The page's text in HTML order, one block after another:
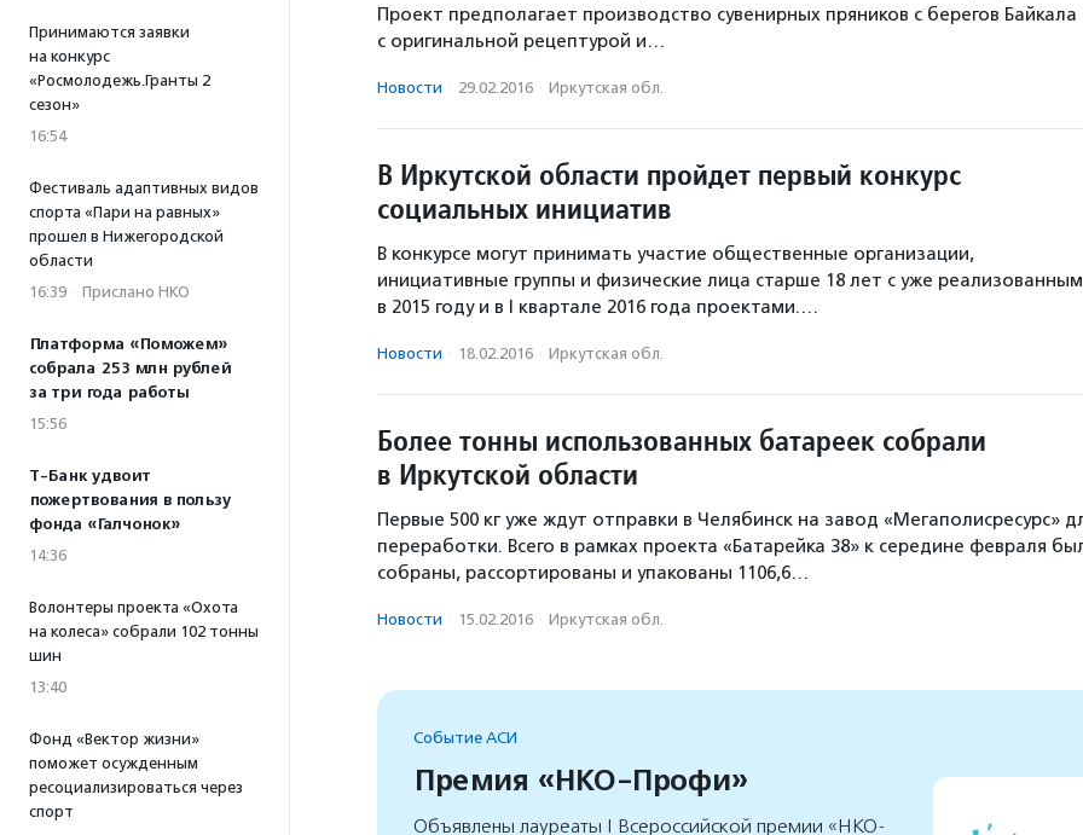
Принимаются заявки
на конкурс
«Росмолодежь.Гранты 2
сезон»
16:54
Фестиваль адаптивных видов
спорта «Пари на равных»
прошел в Нижегородской
области
16:39 · Прислано НКО
Платформа «Поможем»
собрала 253 млн рублей
за три года работы
15:56
Т-Банк удвоит
пожертвования в пользу
фонда «Галчонок»
14:36
Волонтеры проекта «Охота
на колеса» собрали 102 тонны
шин
13:40
Фонд «Вектор жизни»
поможет осужденным
ресоциализироваться через
спорт
Проект предполагает производство сувенирных пряников с берегов Байкала
с оригинальной рецептурой и…
Новости · 29.02.2016 · Иркутская обл.
В Иркутской области пройдет первый конкурс
социальных инициатив
В конкурсе могут принимать участие общественные организации,
инициативные группы и физические лица старше 18 лет с уже
в 2015 году и в I квартале 2016 года проектами.…
Новости · 18.02.2016 · Иркутская обл.
Более тонны использованных батареек собрали
в Иркутской области
Первые 500 кг уже ждут отправки в Челябинск на завод «Мегаполисресурс»
переработки. Всего в рамках проекта «Батарейка 38» к середине февраля
собраны, рассортированы и упакованы 1106,6…
Новости · 15.02.2016 · Иркутская обл.
Событие АСИ
Премия «НКО-Профи»
Объявлены лауреаты I Всероссийской премии «НКО-